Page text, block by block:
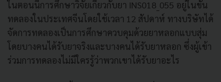
ในตอนนี้การศึกษาวิจัยเกี่ยวกับยา INS018_055 อยู่ในขั้น
ทดลองในประเทศจีนโดยใช้เวลา 12 สัปดาห์ ทางบริษัทได้
จัดการทดลองเป็นการศึกษาควบคุมด้วยยาหลอกแบบสุ่ม
โดยบางคนได้รับยาจริงและบางคนได้รับยาหลอก ซึ่งผู้เข้า
ร่วมการทดลองไม่มีใครรู้ว่าพวกเขาได้รับยาอะไร